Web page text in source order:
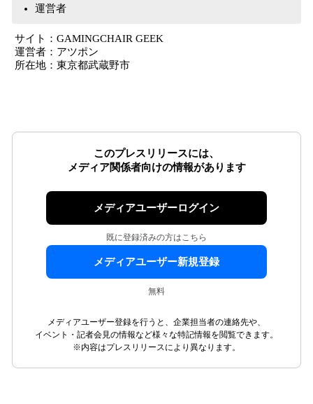
運営者
サイト：GAMINGCHAIR GEEK
運営者：アツポン
所在地：東京都武蔵野市
このプレスリリースには、
メディア関係者向けの情報があります
メディアユーザーログイン
既に登録済みの方はこちら
メディアユーザー新規登録
無料
メディアユーザー登録を行うと、企業担当者の連絡先や、
イベント・記者会見の情報など様々な特記情報を閲覧できます。
※内容はプレスリリースにより異なります。